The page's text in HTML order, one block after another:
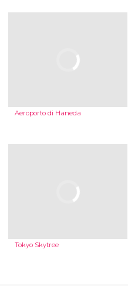
Aeroporto di Haneda
Tokyo Skytree